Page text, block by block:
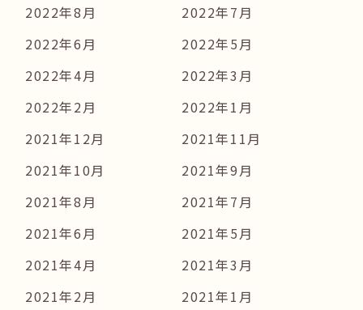
2022年8月
2022年7月
2022年6月
2022年5月
2022年4月
2022年3月
2022年2月
2022年1月
2021年12月
2021年11月
2021年10月
2021年9月
2021年8月
2021年7月
2021年6月
2021年5月
2021年4月
2021年3月
2021年2月
2021年1月